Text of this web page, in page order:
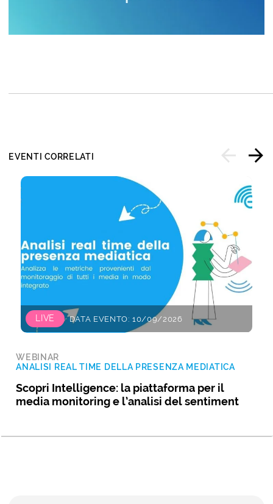
EVENTI CORRELATI
LIVE DATA EVENTO: 10/09/2026
WEBINAR
ANALISI REAL TIME DELLA PRESENZA MEDIATICA
Scopri Intelligence: la piattaforma per il
media monitoring e l’analisi del sentiment